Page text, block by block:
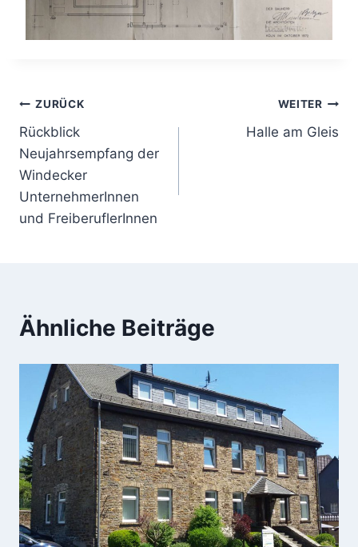
ZURÜCK
Rückblick
Neujahrsempfang der
Windecker
UnternehmerInnen
und FreiberuflerInnen
WEITER
Halle am Gleis
Ähnliche Beiträge